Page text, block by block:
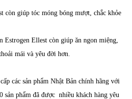
còn giúp tóc móng bóng mượt, chắc khỏe
Estrogen Ellest còn giúp ăn ngon miệng,
mái và yêu đời hơn.
các sản phẩm Nhật Bản chính hãng với
sản phẩm đã được nhiều khách hàng yêu